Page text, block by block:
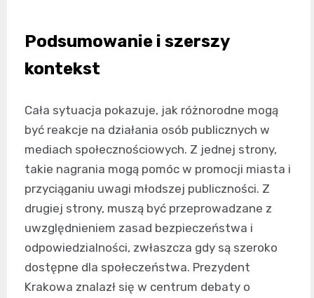
Podsumowanie i szerszy
kontekst
Cała sytuacja pokazuje, jak różnorodne mogą
być reakcje na działania osób publicznych w
mediach społecznościowych. Z jednej strony,
takie nagrania mogą pomóc w promocji miasta i
przyciąganiu uwagi młodszej publiczności. Z
drugiej strony, muszą być przeprowadzane z
uwzględnieniem zasad bezpieczeństwa i
odpowiedzialności, zwłaszcza gdy są szeroko
dostępne dla społeczeństwa. Prezydent
Krakowa znalazł się w centrum debaty o